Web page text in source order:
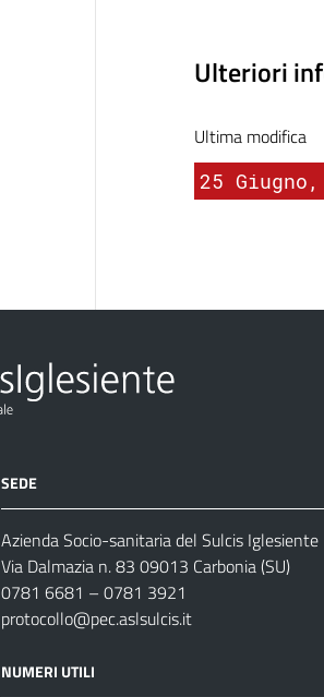
Ulteriori
Ultima modifica
25 Giugno,
SEDE
Azienda Socio-sanitaria del Sulcis Iglesiente
Via Dalmazia n. 83 09013 Carbonia (SU)
0781 6681 – 0781 3921
protocollo@pec.aslsulcis.it
NUMERI UTILI